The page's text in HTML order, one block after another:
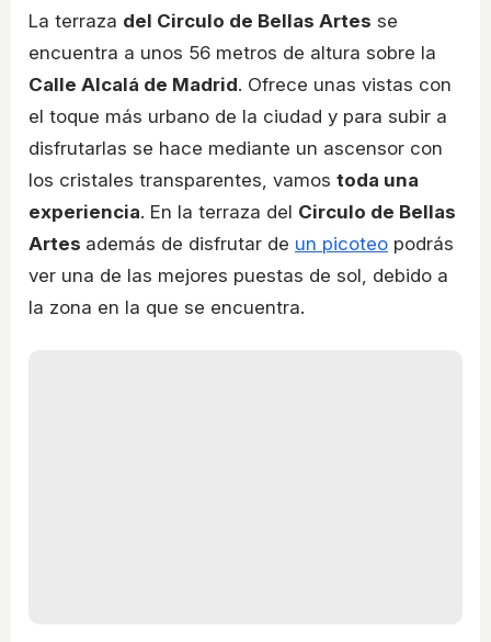
La terraza del Circulo de Bellas Artes se
encuentra a unos 56 metros de altura sobre la
Calle Alcalá de Madrid. Ofrece unas vistas con
el toque más urbano de la ciudad y para subir a
disfrutarlas se hace mediante un ascensor con
los cristales transparentes, vamos toda una
experiencia. En la terraza del Circulo de Bellas
Artes además de disfrutar de un picoteo podrás
ver una de las mejores puestas de sol, debido a
la zona en la que se encuentra.